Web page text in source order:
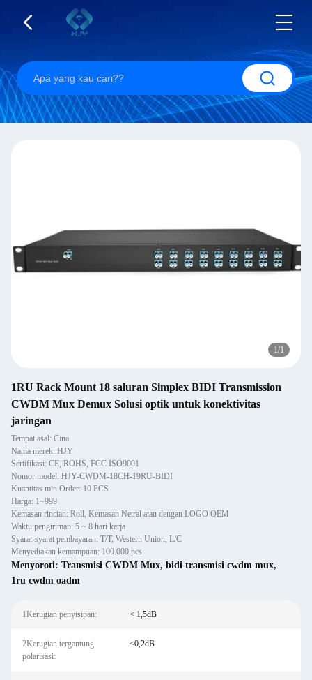
1/1
1RU Rack Mount 18 saluran Simplex BIDI Transmission
CWDM Mux Demux Solusi optik untuk konektivitas
jaringan
Tempat asal: Cina
Nama merek: HJY
Sertifikasi: CE, ROHS, FCC ISO9001
Nomor model: HJY-CWDM-18CH-19RU-BIDI
Kuantitas min Order: 10 PCS
Harga: 1~999
Kemasan rincian: Roll, Kemasan Netral atau dengan LOGO OEM
Waktu pengiriman: 5 ~ 8 hari kerja
Syarat-syarat pembayaran: T/T, Western Union, L/C
Menyediakan kemampuan: 100.000 pcs
Menyoroti: Transmisi CWDM Mux, bidi transmisi cwdm mux,
1ru cwdm oadm
1Kerugian penyisipan: < 1,5dB
2Kerugian tergantung
polarisasi:
<0,2dB